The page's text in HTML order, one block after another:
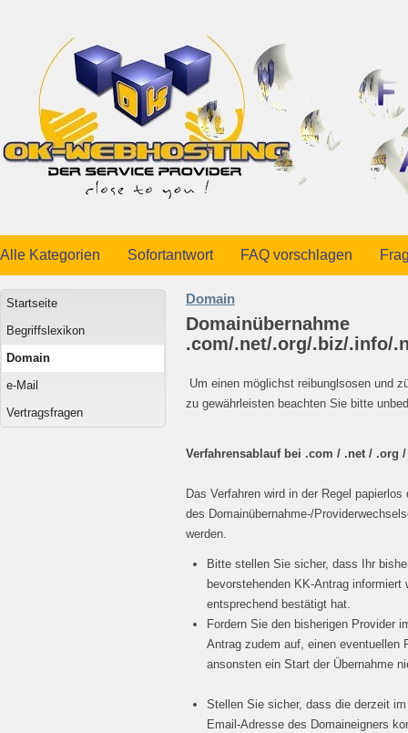
Alle Kategorien Sofortantwort FAQ vorschlagen
Startseite
Begriffslexikon
Domain
e-Mail
Vertragsfragen
Domain
Domainübernahme
.com/.net/.org/.biz/.info/
Um einen möglichst reibunglsosen und
zu gewährleisten beachten Sie bitte
Verfahrensablauf bei .com / .net / .org
Das Verfahren wird in der Regel
des Domainübernahme-/
werden.
Bitte stellen Sie sicher, dass Ihr
bevorstehenden KK-Antrag
entsprechend bestätigt hat.
Fordern Sie den bisherigen Provider
Antrag zudem auf, einen eventuellen
ansonsten ein Start der Übernahme
Stellen Sie sicher, dass die derzeit
Email-Adresse des Domaineigners